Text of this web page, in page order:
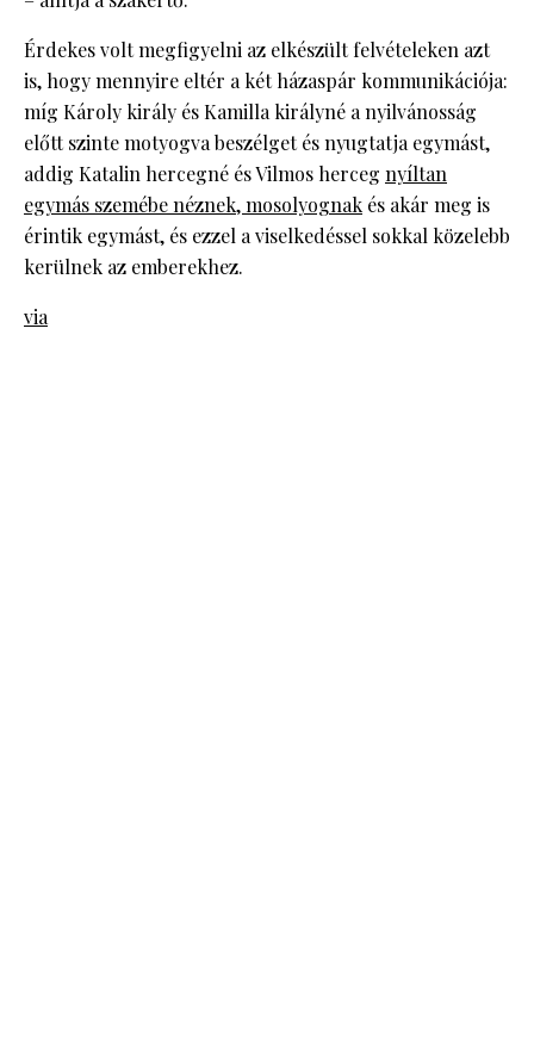
Érdekes volt megfigyelni az elkészült felvételeken azt
is, hogy mennyire eltér a két házaspár kommunikációja:
míg Károly király és Kamilla királyné a nyilvánosság
előtt szinte motyogva beszélget és nyugtatja egymást,
addig Katalin hercegné és Vilmos herceg nyíltan
egymás szemébe néznek, mosolyognak és akár meg is
érintik egymást, és ezzel a viselkedéssel sokkal közelebb
kerülnek az emberekhez.
via